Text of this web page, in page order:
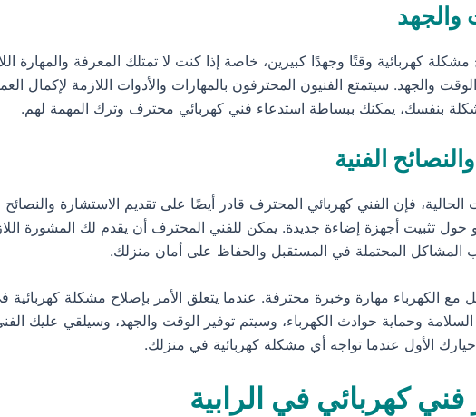
والجهد
مشكلة كهربائية وقتًا وجهدًا كبيرين، خاصة إذا كنت لا تمتلك المعرفة
والجهد. سيتمتع الفنيون المحترفون بالمهارات والأدوات اللازمة
بنفسك، يمكنك ببساطة استدعاء فني كهربائي محترف وترك المهمة لهم.
الفنية
فإن الفني كهربائي المحترف قادر أيضًا على تقديم الاستشارة
حول تثبيت أجهزة إضاءة جديدة. يمكن للفني المحترف أن يقدم لك المشورة
المشاكل المحتملة في المستقبل والحفاظ على أمان منزلك.
مع الكهرباء مهارة وخبرة محترفة. عندما يتعلق الأمر بإصلاح مشكلة
وحماية حوادث الكهرباء، وسيتم توفير الوقت والجهد، وسيلقي عليك الفني
الأول عندما تواجه أي مشكلة كهربائية في منزلك.
فني كهربائي في الرابية